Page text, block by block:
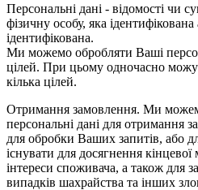
Персональні дані - відомості чи
фізичну особу, яка
ідентифікована.
Ми можемо обробляти Ваші
цілей. При цьому одночасно
кілька цілей.
Отримання замовлення. Ми
персональні дані для отримання
для обробки Ваших запитів, або
існувати для досягнення
інтереси споживача, а також для
випадків шахрайства та інших